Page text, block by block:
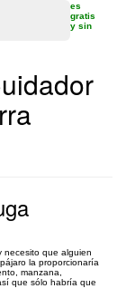
es
gratis
y sin
necesito que alguien
la proporcionaría
manzana,
que sólo habría que